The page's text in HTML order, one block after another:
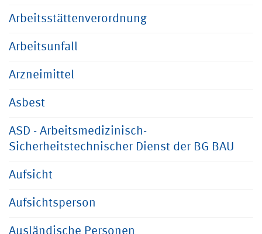
Arbeitsstättenverordnung
Arbeitsunfall
Arzneimittel
Asbest
ASD - Arbeitsmedizinisch-
Sicherheitstechnischer Dienst der BG BAU
Aufsicht
Aufsichtsperson
Ausländische Personen